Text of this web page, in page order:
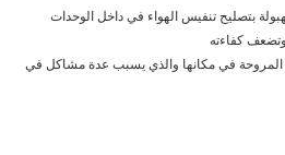
بتصليح تنفيس الهواء في داخل الوحدات
كفاءته
المروحة في مكانها والذي يسبب عدة مشاكل في